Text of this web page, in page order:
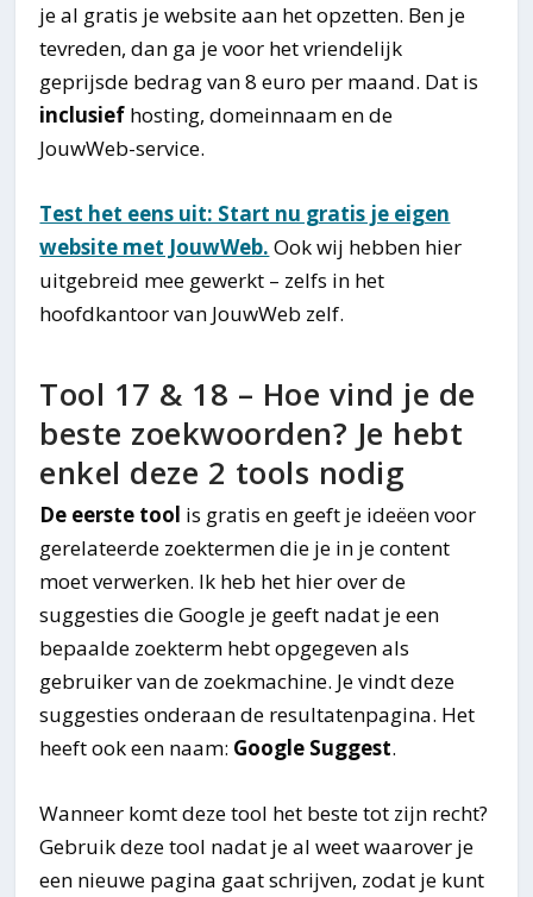
je al gratis je website aan het opzetten. Ben je
tevreden, dan ga je voor het vriendelijk
geprijsde bedrag van 8 euro per maand. Dat is
inclusief hosting, domeinnaam en de
JouwWeb-service.
Test het eens uit: Start nu gratis je eigen
website met JouwWeb. Ook wij hebben hier
uitgebreid mee gewerkt – zelfs in het
hoofdkantoor van JouwWeb zelf.
Tool 17 & 18 – Hoe vind je de
beste zoekwoorden? Je hebt
enkel deze 2 tools nodig
De eerste tool is gratis en geeft je ideëen voor
gerelateerde zoektermen die je in je content
moet verwerken. Ik heb het hier over de
suggesties die Google je geeft nadat je een
bepaalde zoekterm hebt opgegeven als
gebruiker van de zoekmachine. Je vindt deze
suggesties onderaan de resultatenpagina. Het
heeft ook een naam: Google Suggest.
Wanneer komt deze tool het beste tot zijn recht?
Gebruik deze tool nadat je al weet waarover je
een nieuwe pagina gaat schrijven, zodat je kunt